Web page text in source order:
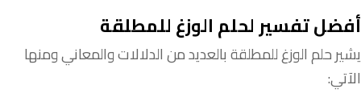
أفضل تفسير لحلم الوزغ للمطلقة
يشيرحلمالوزغللمطلقةبالعديدمنالدلالاتوالمعانيومنها
الآتي: